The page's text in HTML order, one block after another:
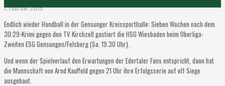
1. Februar 2019
Endlich wieder Handball in der Gensunger Kreissporthalle: Sieben Wochen nach dem
30:29-Krimi gegen den TV Kirchzell gastiert die HSG Wiesbaden beim Oberliga-
Zweiten ESG Gensungen/Felsberg (Sa. 19.30 Uhr).
Und wenn der Spielverlauf den Erwartungen der Edertaler Fans entspricht, dann hat
die Mannschaft von Arnd Kauffeld gegen 21 Uhr ihre Erfolgsserie auf elf Siege
ausgebaut.